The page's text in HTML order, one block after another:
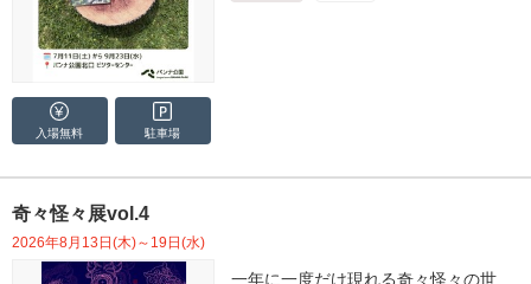
入場無料 駐車場
奇々怪々展vol.4
2026年8月13日(木)～19日(水)
一年に一度だけ現れる奇々怪々の世